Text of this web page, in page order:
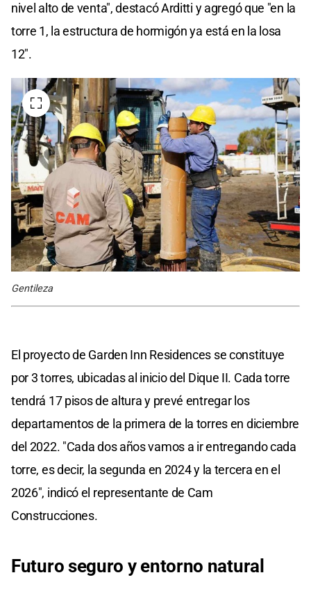
nivel alto de venta", destacó Arditti y agregó que "en la
torre 1, la estructura de hormigón ya está en la losa
12".
Gentileza
El proyecto de Garden Inn Residences se constituye
por 3 torres, ubicadas al inicio del Dique II. Cada torre
tendrá 17 pisos de altura y prevé entregar los
departamentos de la primera de la torres en diciembre
del 2022. "Cada dos años vamos a ir entregando cada
torre, es decir, la segunda en 2024 y la tercera en el
2026", indicó el representante de Cam
Construcciones.
Futuro seguro y entorno natural